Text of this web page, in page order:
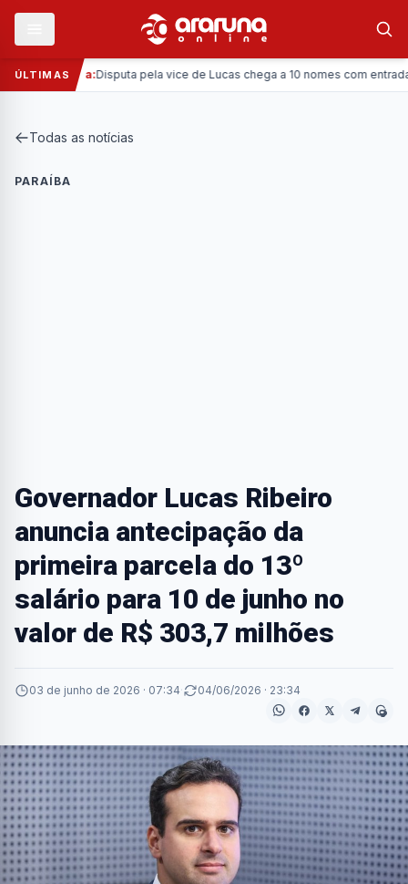
ÚLTIMAS
Política:Disputa pela vice de Lucas chega a 10 nomes com entrada
Todas as notícias
PARAÍBA
Governador Lucas Ribeiro
anuncia antecipação da
primeira parcela do 13º
salário para 10 de junho no
valor de R$ 303,7 milhões
03 de junho de 2026 · 07:34· 04/06/2026 · 23:34